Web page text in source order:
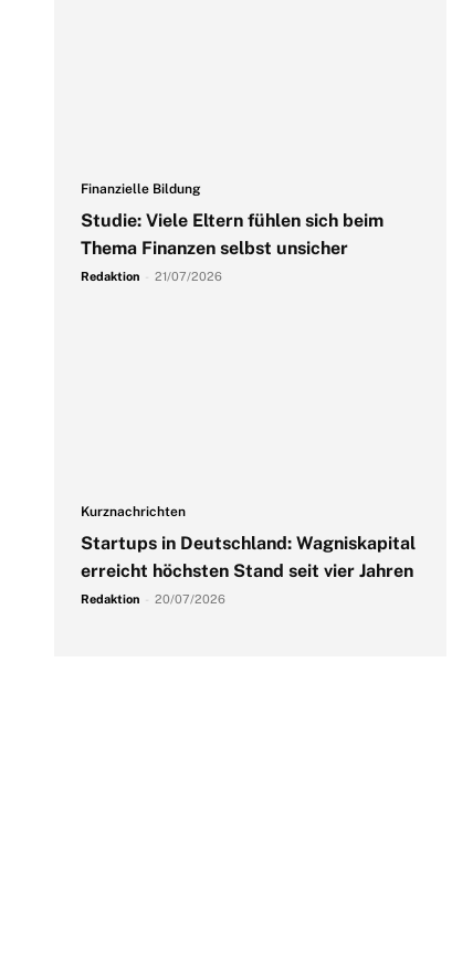
Finanzielle Bildung
Studie: Viele Eltern fühlen sich beim
Thema Finanzen selbst unsicher
Redaktion 21/07/2026
Kurznachrichten
Startups in Deutschland: Wagniskapital
erreicht höchsten Stand seit vier Jahren
Redaktion 20/07/2026